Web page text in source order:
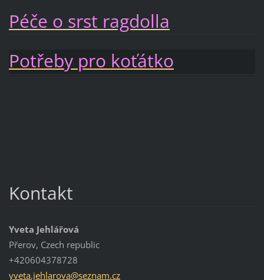
Péče o srst ragdolla
Potřeby pro koťátko
Kontakt
Yveta Jehlářová
Přerov, Czech republic
+420604378728
yveta.jehlarova@seznam.cz